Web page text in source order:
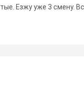
Езжу уже 3 смену.